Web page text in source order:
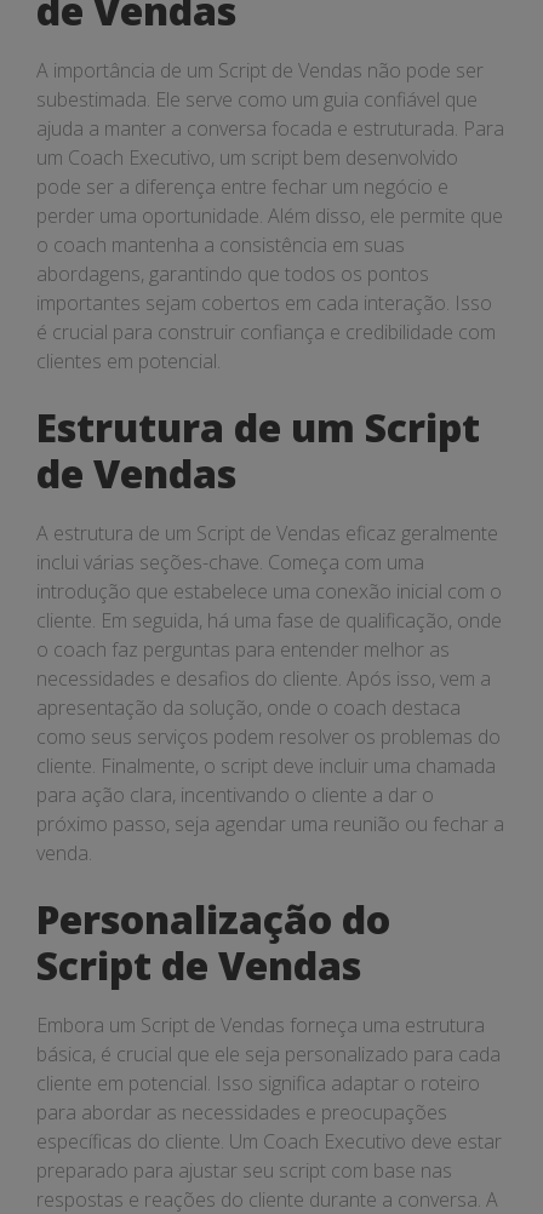
A importância de um Script de Vendas não pode ser
subestimada. Ele serve como um guia confiável que
ajuda a manter a conversa focada e estruturada. Para
um Coach Executivo, um script bem desenvolvido
pode ser a diferença entre fechar um negócio e
perder uma oportunidade. Além disso, ele permite que
o coach mantenha a consistência em suas
abordagens, garantindo que todos os pontos
importantes sejam cobertos em cada interação. Isso
é crucial para construir confiança e credibilidade com
clientes em potencial.
Estrutura de um Script
de Vendas
A estrutura de um Script de Vendas eficaz geralmente
inclui várias seções-chave. Começa com uma
introdução que estabelece uma conexão inicial com o
cliente. Em seguida, há uma fase de qualificação, onde
o coach faz perguntas para entender melhor as
necessidades e desafios do cliente. Após isso, vem a
apresentação da solução, onde o coach destaca
como seus serviços podem resolver os problemas do
cliente. Finalmente, o script deve incluir uma chamada
para ação clara, incentivando o cliente a dar o
próximo passo, seja agendar uma reunião ou fechar a
venda.
Personalização do
Script de Vendas
Embora um Script de Vendas forneça uma estrutura
básica, é crucial que ele seja personalizado para cada
cliente em potencial. Isso significa adaptar o roteiro
para abordar as necessidades e preocupações
específicas do cliente. Um Coach Executivo deve estar
preparado para ajustar seu script com base nas
respostas e reações do cliente durante a conversa. A